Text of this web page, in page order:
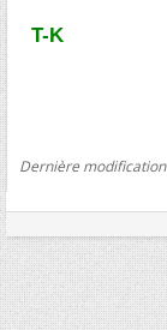
T-K
Dernière